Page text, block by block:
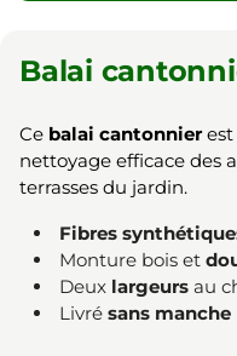
Balai
Ce balai cantonnierest
nettoyage efficace des
terrasses du jardin.
Fibres
Monture bois et
Deux largeurs au
Livré sans manche